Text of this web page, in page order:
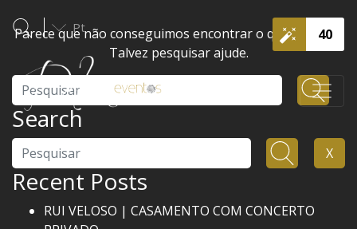
40
Pt
Parece que não conseguimos encontrar o que procura.
Talvez pesquisar ajude.
Search
Pesquisar X
Recent Posts
RUI VELOSO | CASAMENTO COM CONCERTO